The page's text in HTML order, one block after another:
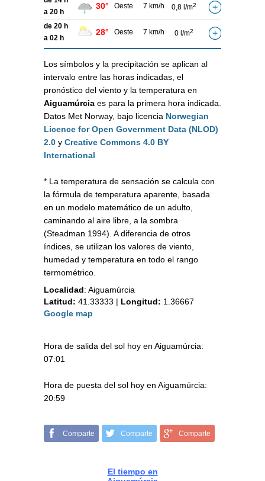
a 20 h
30° Oeste 7 km/h 0,8 l/m2
de 20 h
a 02 h
28° Oeste 7 km/h 0 l/m2
Los símbolos y la precipitación se aplican al
intervalo entre las horas indicadas, el
pronóstico del viento y la temperatura en
Aiguamúrcia es para la primera hora indicada.
Datos Met Norway, bajo licencia Norwegian
Licence for Open Government Data (NLOD)
2.0 y Creative Commons 4.0 BY
International
* La temperatura de sensación se calcula con
la fórmula de temperatura aparente, basada
en un modelo matemático de un adulto,
caminando al aire libre, a la sombra
(Steadman 1994). A diferencia de otros
índices, se utilizan los valores de viento,
humedad y temperatura en todo el rango
termométrico.
Localidad: Aiguamúrcia
Latitud: 41.33333 | Longitud: 1.36667
Google map
Hora de salida del sol hoy en Aiguamúrcia:
07:01
Hora de puesta del sol hoy en Aiguamúrcia:
20:59
Comparte Comparte Comparte
El tiempo en